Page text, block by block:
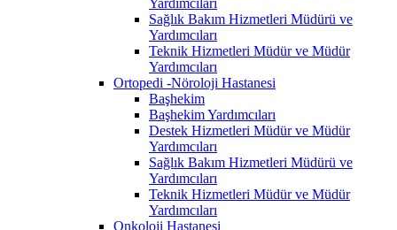
Sağlık Bakım Hizmetleri Müdürü ve
Yardımcıları
Teknik Hizmetleri Müdür ve Müdür
Yardımcıları
Ortopedi -Nöroloji Hastanesi
Başhekim
Başhekim Yardımcıları
Destek Hizmetleri Müdür ve Müdür
Yardımcıları
Sağlık Bakım Hizmetleri Müdürü ve
Yardımcıları
Teknik Hizmetleri Müdür ve Müdür
Yardımcıları
Onkoloji Hastanesi